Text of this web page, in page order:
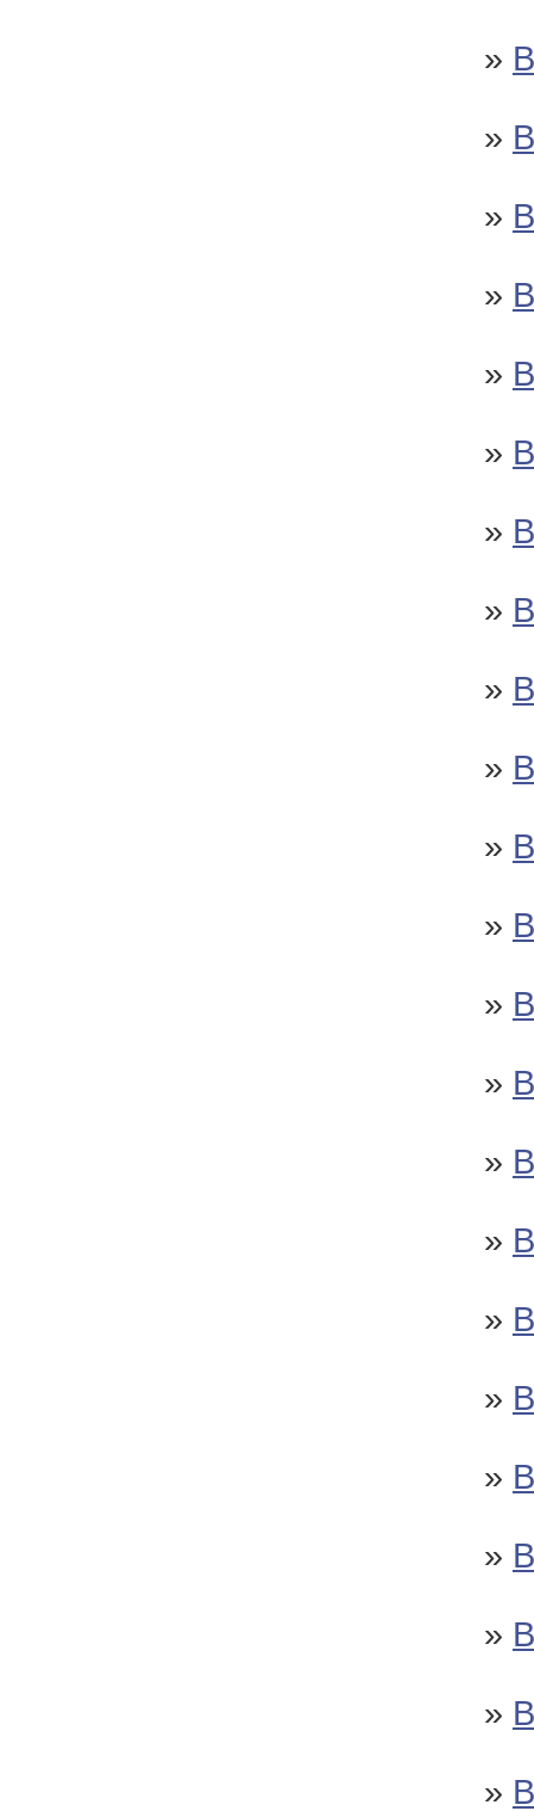
»
»
»
»
»
»
»
»
»
»
»
»
»
»
»
»
»
»
»
»
»
»
»